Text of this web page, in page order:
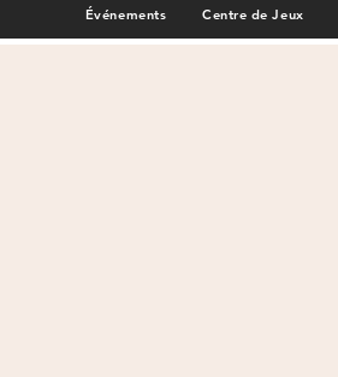
Événements Centre de Jeux